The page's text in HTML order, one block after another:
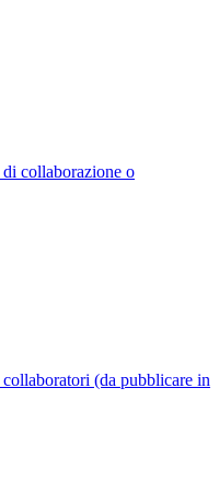
collaborazione o
(da pubblicare in